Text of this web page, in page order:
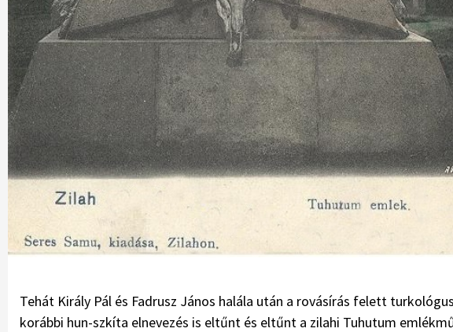
Tehát Király Pál és Fadrusz János halála után a rovásírás felett
korábbi hun-szkíta elnevezés is eltűnt és eltűnt a zilahi Tuhutum